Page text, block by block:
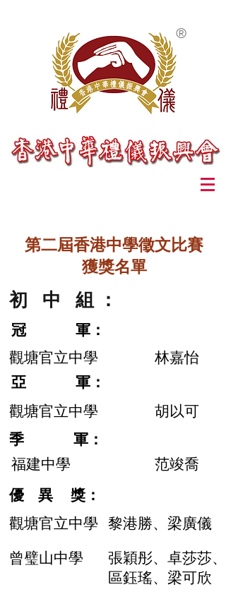
®
第二屆香港中學徵文比賽
獲獎名單
初 中 組 ：
冠 軍：
林嘉怡
觀塘官立中學
亞 軍：
胡以可
觀塘官立中學
季 軍：
范竣喬
福建中學
​優 異 獎：
黎港勝、梁廣儀
觀塘官立中學
曾璧山中學
張穎彤、卓莎莎、
區鈺瑤、梁可欣